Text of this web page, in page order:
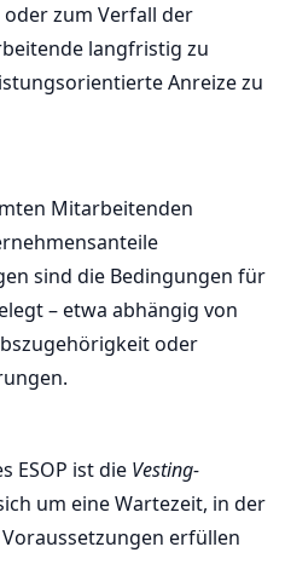
zum Verfall der
langfristig zu
Anreize zu
Mitarbeitenden
sind die Bedingungen für
– etwa abhängig von
oder
ESOP ist die Vesting-
um eine Wartezeit, in der
erfüllen